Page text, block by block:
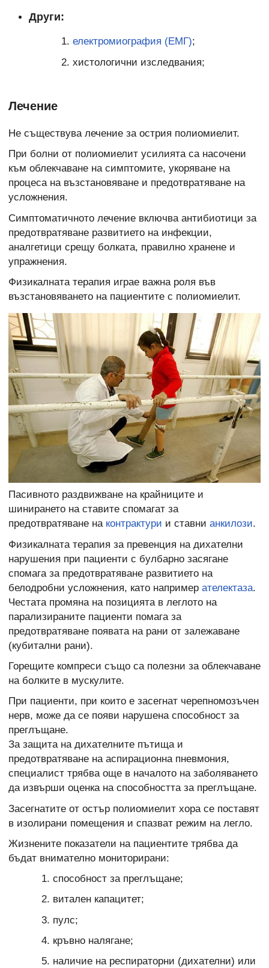
Други:
електромиография (ЕМГ);
хистологични изследвания;
Лечение
Не съществува лечение за острия полиомиелит.
При болни от полиомиелит усилията са насочени
към облекчаване на симптомите, укоряване на
процеса на възстановяване и предотвратяване на
усложнения.
Симптоматичното лечение включва антибиотици за
предотвратяване развитието на инфекции,
аналгетици срещу болката, правилно хранене и
упражнения.
Физикалната терапия играе важна роля във
възстановяването на пациентите с полиомиелит.
Пасивното раздвижване на крайниците и
шинирането на ставите спомагат за
предотвратяване на контрактури и ставни анкилози.
Физикалната терапия за превенция на дихателни
нарушения при пациенти с булбарно засягане
спомага за предотвратяване развитието на
белодробни усложнения, като например ателектаза.
Честата промяна на позицията в леглото на
парализираните пациенти помага за
предотвратяване появата на рани от залежаване
(кубитални рани).
Горещите компреси също са полезни за облекчаване
на болките в мускулите.
При пациенти, при които е засегнат черепномозъчен
нерв, може да се появи нарушена способност за
преглъщане.
За защита на дихателните пътища и
предотвратяване на аспирационна пневмония,
специалист трябва още в началото на заболяването
да извърши оценка на способността за преглъщане.
Засегнатите от остър полиомиелит хора се поставят
в изолирани помещения и спазват режим на легло.
Жизнените показатели на пациентите трябва да
бъдат внимателно мониторирани:
способност за преглъщане;
витален капацитет;
пулс;
кръвно налягане;
наличие на респираторни (дихателни) или